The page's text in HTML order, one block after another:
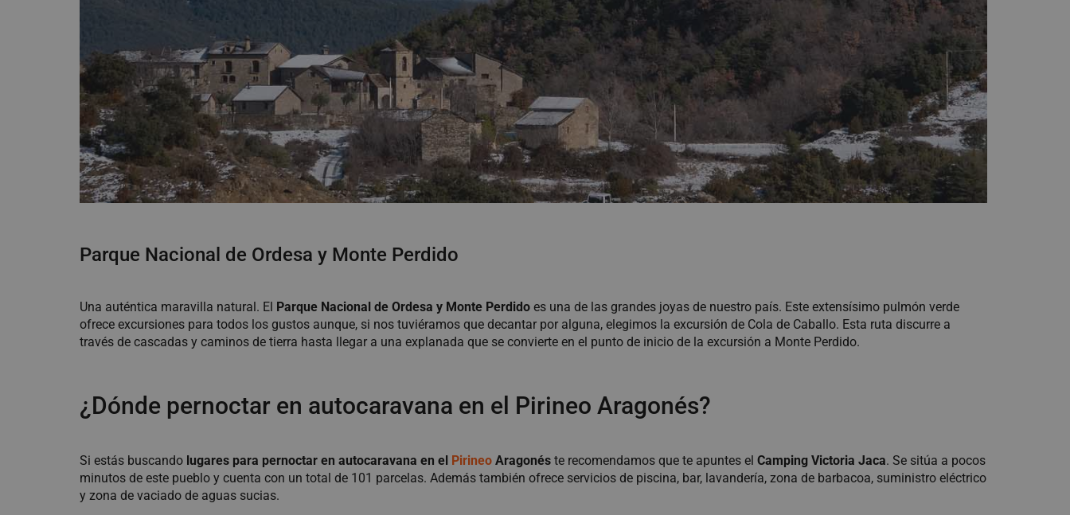
Parque Nacional de Ordesa y Monte Perdido
Una auténtica maravilla natural. El Parque Nacional de Ordesa y Monte Perdido es una de las grandes joyas de nuestro país. Este extensísimo pulmón verde
ofrece excursiones para todos los gustos aunque, si nos tuviéramos que decantar por alguna, elegimos la excursión de Cola de Caballo. Esta ruta discurre a
través de cascadas y caminos de tierra hasta llegar a una explanada que se convierte en el punto de inicio de la excursión a Monte Perdido.
¿Dónde pernoctar en autocaravana en el Pirineo Aragonés?
Si estás buscando lugares para pernoctar en autocaravana en el Pirineo Aragonés te recomendamos que te apuntes el Camping Victoria Jaca. Se sitúa a pocos
minutos de este pueblo y cuenta con un total de 101 parcelas. Además también ofrece servicios de piscina, bar, lavandería, zona de barbacoa, suministro eléctrico
y zona de vaciado de aguas sucias.